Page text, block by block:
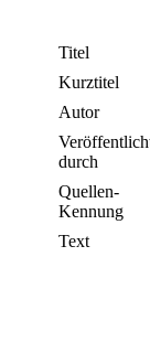
Titel
Kurztitel
Autor
durch
Quellen-
Kennung
Text